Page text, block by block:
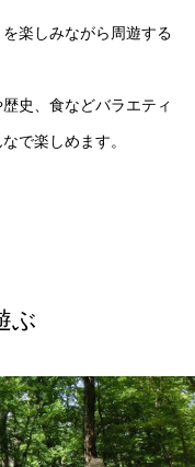
楽しみながら周遊する
史、食などバラエティ
で楽しめます。
ぶ